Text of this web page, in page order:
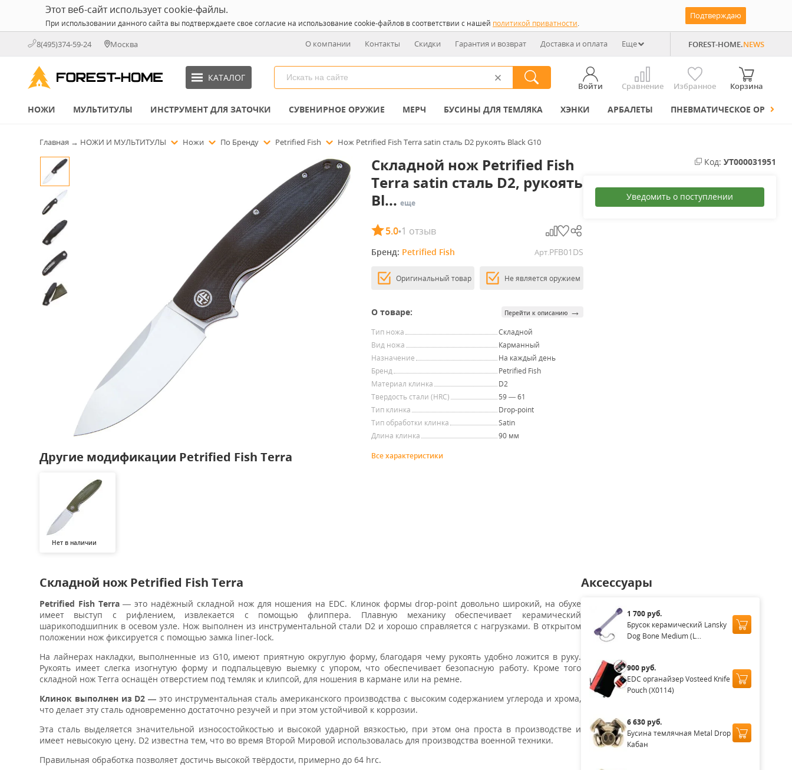
Этот веб-сайт использует cookie-файлы.
При использовании данного сайта вы подтверждаете свое согласие на использование cookie-файлов в соответствии с нашей политикой приватности.
Подтверждаю
8(495)374-59-24 Москва О компании Контакты Скидки Гарантия и возврат Доставка и оплата Еще FOREST-HOME.NEWS
КАТАЛОГ
Войти Сравнение Избранное Корзина
НОЖИ МУЛЬТИТУЛЫ ИНСТРУМЕНТ ДЛЯ ЗАТОЧКИ СУВЕНИРНОЕ ОРУЖИЕ МЕРЧ БУСИНЫ ДЛЯ ТЕМЛЯКА ХЭНКИ АРБАЛЕТЫ ПНЕВМАТИЧЕСКОЕ ОРУЖИЕ
Главная → НОЖИ И МУЛЬТИТУЛЫ Ножи По Бренду Petrified Fish Нож Petrified Fish Terra satin сталь D2 рукоять Black G10
Другие модификации Petrified Fish Terra
Нет в наличии
Складной нож Petrified Fish
Terra satin сталь D2, рукоять
Bl... еще
5.0•1 отзыв
Бренд: Petrified Fish Арт.PFB01DS
Оригинальный товар Не является оружием
О товаре: Перейти к описанию →
Тип ножа
Складной
Вид ножа
Карманный
Назначение
На каждый день
Бренд
Petrified Fish
Материал клинка
D2
Твердость стали (HRC)
59 — 61
Тип клинка
Drop-point
Тип обработки клинка
Satin
Длина клинка
90 мм
Все характеристики
Код: УТ000031951
Уведомить о поступлении
Складной нож Petrified Fish Terra
Petrified Fish Terra— это надёжный складной нож для ношения на EDC. Клинок формы drop-point довольно широкий, на обухе
имеет выступ с рифлением, извлекается с помощью флиппера. Плавную механику обеспечивает керамический
шарикоподшипник в осевом узле. Нож выполнен из инструментальной стали D2 и хорошо справляется с нагрузками. В открытом
положении нож фиксируется с помощью замка liner-lock.
На лайнерах накладки, выполненные из G10, имеют приятную округлую форму, благодаря чему рукоять удобно ложится в руку.
Рукоять имеет слегка изогнутую форму и подпальцевую выемку с упором, что обеспечивает безопасную работу. Кроме того
складной нож Terra оснащён отверстием под темляк и клипсой, для ношения в кармане или на ремне.
Клинок выполнен из D2 — это инструментальная сталь американского производства с высоким содержанием углерода и хрома,
что делает эту сталь одновременно достаточно резучей и при этом устойчивой к коррозии.
Эта сталь выделяется значительной износостойкостью и высокой ударной вязкостью, при этом она проста в производстве и
имеет невысокую цену. D2 известна тем, что во время Второй Мировой использовалась для производства военной техники.
Правильная обработка позволяет достичь высокой твёрдости, примерно до 64 hrc.
Аксессуары
1 700 руб.
Брусок керамический Lansky
Dog Bone Medium (L...
900 руб.
EDC органайзер Vosteed Knife
Pouch (X0114)
6 630 руб.
Бусина темлячная Metal Drop
Кабан